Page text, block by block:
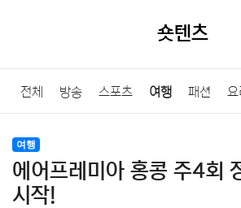
숏텐츠
전체 방송 스포츠 여행 패션 요
여행
에어프레미아 홍콩 주4회
시작!